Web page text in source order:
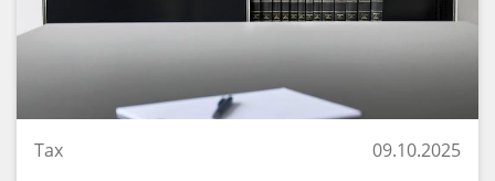
Tax 09.10.2025